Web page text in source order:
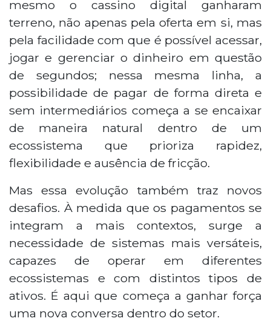
mesmo o cassino digital ganharam
terreno, não apenas pela oferta em si, mas
pela facilidade com que é possível acessar,
jogar e gerenciar o dinheiro em questão
de segundos; nessa mesma linha, a
possibilidade de pagar de forma direta e
sem intermediários começa a se encaixar
de maneira natural dentro de um
ecossistema que prioriza rapidez,
flexibilidade e ausência de fricção.
Mas essa evolução também traz novos
desafios. À medida que os pagamentos se
integram a mais contextos, surge a
necessidade de sistemas mais versáteis,
capazes de operar em diferentes
ecossistemas e com distintos tipos de
ativos. É aqui que começa a ganhar força
uma nova conversa dentro do setor.